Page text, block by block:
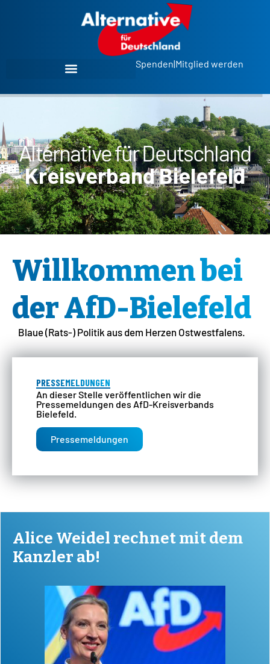
Spenden|Mitglied werden
Alternative für Deutschland
Kreisverband Bielefeld
Willkommen bei
der AfD-Bielefeld
Blaue (Rats-) Politik aus dem Herzen Ostwestfalens.
PRESSEMELDUNGEN
An dieser Stelle veröffentlichen wir die
Pressemeldungen des AfD-Kreisverbands
Bielefeld.
Pressemeldungen
Alice Weidel rechnet mit dem
Kanzler ab!